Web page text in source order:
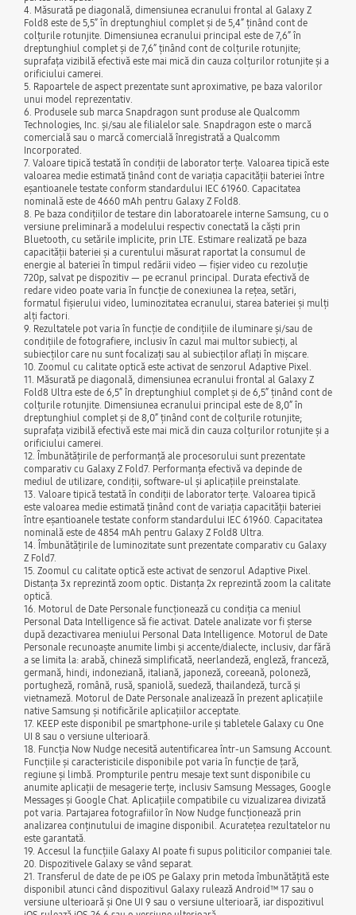
4. Măsurată pe diagonală, dimensiunea ecranului frontal al Galaxy Z
Fold8 este de 5,5” în dreptunghiul complet și de 5,4” ținând cont de
colțurile rotunjite. Dimensiunea ecranului principal este de 7,6” în
dreptunghiul complet și de 7,6” ținând cont de colțurile rotunjite;
suprafața vizibilă efectivă este mai mică din cauza colțurilor rotunjite și a
orificiului camerei.
5. Rapoartele de aspect prezentate sunt aproximative, pe baza valorilor
unui model reprezentativ.
6. Produsele sub marca Snapdragon sunt produse ale Qualcomm
Technologies, Inc. și/sau ale filialelor sale. Snapdragon este o marcă
comercială sau o marcă comercială înregistrată a Qualcomm
Incorporated.
7. Valoare tipică testată în condiții de laborator terțe. Valoarea tipică este
valoarea medie estimată ținând cont de variația capacității bateriei între
eșantioanele testate conform standardului IEC 61960. Capacitatea
nominală este de 4660 mAh pentru Galaxy Z Fold8.
8. Pe baza condițiilor de testare din laboratoarele interne Samsung, cu o
versiune preliminară a modelului respectiv conectată la căști prin
Bluetooth, cu setările implicite, prin LTE. Estimare realizată pe baza
capacității bateriei și a curentului măsurat raportat la consumul de
energie al bateriei în timpul redării video — fișier video cu rezoluție
720p, salvat pe dispozitiv — pe ecranul principal. Durata efectivă de
redare video poate varia în funcție de conexiunea la rețea, setări,
formatul fișierului video, luminozitatea ecranului, starea bateriei și mulți
alți factori.
9. Rezultatele pot varia în funcție de condițiile de iluminare și/sau de
condițiile de fotografiere, inclusiv în cazul mai multor subiecți, al
subiecților care nu sunt focalizați sau al subiecților aflați în mișcare.
10. Zoomul cu calitate optică este activat de senzorul Adaptive Pixel.
11. Măsurată pe diagonală, dimensiunea ecranului frontal al Galaxy Z
Fold8 Ultra este de 6,5” în dreptunghiul complet și de 6,5” ținând cont de
colțurile rotunjite. Dimensiunea ecranului principal este de 8,0” în
dreptunghiul complet și de 8,0” ținând cont de colțurile rotunjite;
suprafața vizibilă efectivă este mai mică din cauza colțurilor rotunjite și a
orificiului camerei.
12. Îmbunătățirile de performanță ale procesorului sunt prezentate
comparativ cu Galaxy Z Fold7. Performanța efectivă va depinde de
mediul de utilizare, condiții, software-ul și aplicațiile preinstalate.
13. Valoare tipică testată în condiții de laborator terțe. Valoarea tipică
este valoarea medie estimată ținând cont de variația capacității bateriei
între eșantioanele testate conform standardului IEC 61960. Capacitatea
nominală este de 4854 mAh pentru Galaxy Z Fold8 Ultra.
14. Îmbunătățirile de luminozitate sunt prezentate comparativ cu Galaxy
Z Fold7.
15. Zoomul cu calitate optică este activat de senzorul Adaptive Pixel.
Distanța 3x reprezintă zoom optic. Distanța 2x reprezintă zoom la calitate
optică.
16. Motorul de Date Personale funcționează cu condiția ca meniul
Personal Data Intelligence să fie activat. Datele analizate vor fi șterse
după dezactivarea meniului Personal Data Intelligence. Motorul de Date
Personale recunoaște anumite limbi și accente/dialecte, inclusiv, dar fără
a se limita la: arabă, chineză simplificată, neerlandeză, engleză, franceză,
germană, hindi, indoneziană, italiană, japoneză, coreeană, poloneză,
portugheză, română, rusă, spaniolă, suedeză, thailandeză, turcă și
vietnameză. Motorul de Date Personale analizează în prezent aplicațiile
native Samsung și notificările aplicațiilor acceptate.
17. KEEP este disponibil pe smartphone-urile și tabletele Galaxy cu One
UI 8 sau o versiune ulterioară.
18. Funcția Now Nudge necesită autentificarea într-un Samsung Account.
Funcțiile și caracteristicile disponibile pot varia în funcție de țară,
regiune și limbă. Prompturile pentru mesaje text sunt disponibile cu
anumite aplicații de mesagerie terțe, inclusiv Samsung Messages, Google
Messages și Google Chat. Aplicațiile compatibile cu vizualizarea divizată
pot varia. Partajarea fotografiilor în Now Nudge funcționează prin
analizarea conținutului de imagine disponibil. Acuratețea rezultatelor nu
este garantată.
19. Accesul la funcțiile Galaxy AI poate fi supus politicilor companiei tale.
20. Dispozitivele Galaxy se vând separat.
21. Transferul de date de pe iOS pe Galaxy prin metoda îmbunătățită este
disponibil atunci când dispozitivul Galaxy rulează Android™ 17 sau o
versiune ulterioară și One UI 9 sau o versiune ulterioară, iar dispozitivul